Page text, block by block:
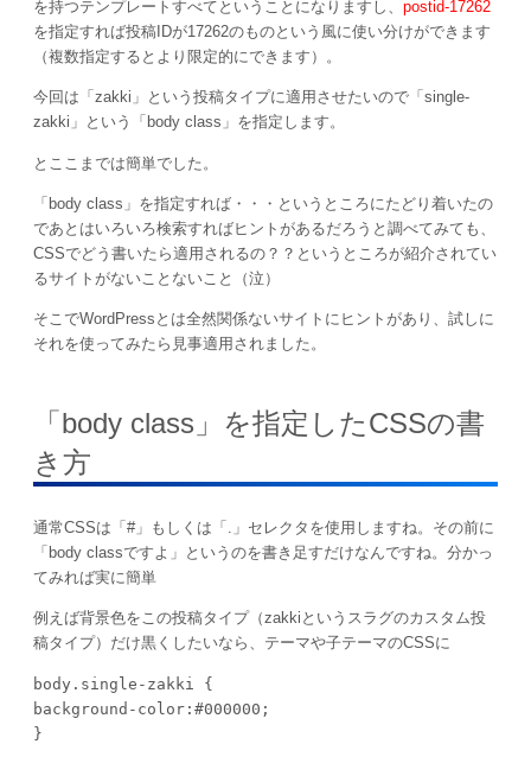
を持つテンプレートすべてということになりますし、 postid-17262
を指定すれば投稿IDが17262のものという風に使い分けができます
（複数指定するとより限定的にできます）。
今回は「zakki」という投稿タイプに適用させたいので「single-
zakki」という「body class」を指定します。
とここまでは簡単でした。
「body class」を指定すれば・・・というところにたどり着いたの
であとはいろいろ検索すればヒントがあるだろうと調べてみても、
CSSでどう書いたら適用されるの？？というところが紹介されてい
るサイトがないことないこと（泣）
そこでWordPressとは全然関係ないサイトにヒントがあり、試しに
それを使ってみたら見事適用されました。
「body class」を指定したCSSの書
き方
通常CSSは「#」もしくは「.」セレクタを使用しますね。その前に
「body classですよ」というのを書き足すだけなんですね。分かっ
てみれば実に簡単
例えば背景色をこの投稿タイプ（zakkiというスラグのカスタム投
稿タイプ）だけ黒くしたいなら、テーマや子テーマのCSSに
body.single-zakki {
background-color:#000000;
}